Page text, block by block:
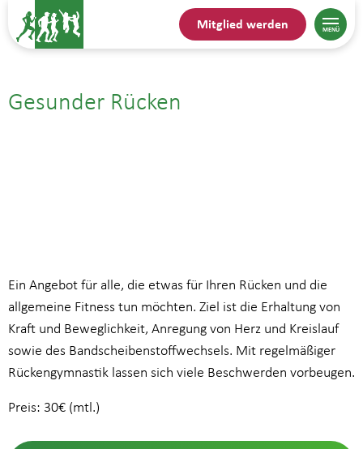
Mitglied werden
Gesunder Rücken
Ein Angebot für alle, die etwas für Ihren Rücken und die
allgemeine Fitness tun möchten. Ziel ist die Erhaltung von
Kraft und Beweglichkeit, Anregung von Herz und Kreislauf
sowie des Bandscheibenstoffwechsels. Mit regelmäßiger
Rückengymnastik lassen sich viele Beschwerden vorbeugen.
Preis: 30€ (mtl.)